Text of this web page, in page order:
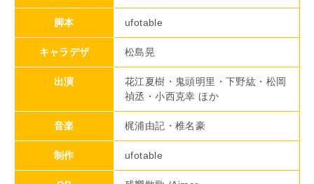
脚本 ufotable
キャラデザ 松島晃
出演
花江夏樹・鬼頭明里・下野紘・松岡
禎丞・小西克幸 ほか
音楽 梶浦由記・椎名豪
制作 ufotable